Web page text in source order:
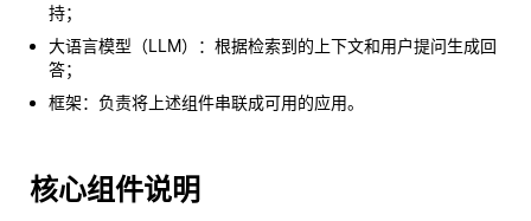
持；
大语言模型（LLM）：根据检索到的上下文和用户提问生成回
答；
框架：负责将上述组件串联成可用的应用。
核心组件说明